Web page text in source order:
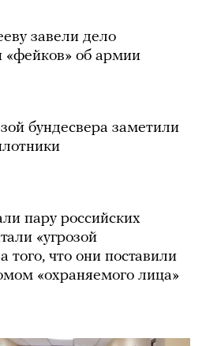
завели дело
«фейков» об армии
бундесвера заметили
пару российских
«угрозой
того, что они поставили
«охраняемого лица»